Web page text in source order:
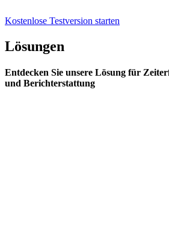
Kostenlose Testversion starten
Lösungen
Entdecken Sie unsere Lösung für
und Berichterstattung